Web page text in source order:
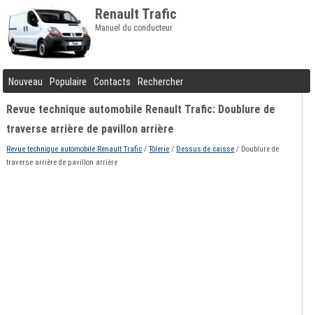
Renault Trafic
Manuel du conducteur
Nouveau Populaire Contacts Rechercher
Revue technique automobile Renault Trafic: Doublure de
traverse arrière de pavillon arrière
Revue technique automobile Renault Trafic /Tôlerie / Dessus de caisse / Doublure de
traverse arrière de pavillon arrière